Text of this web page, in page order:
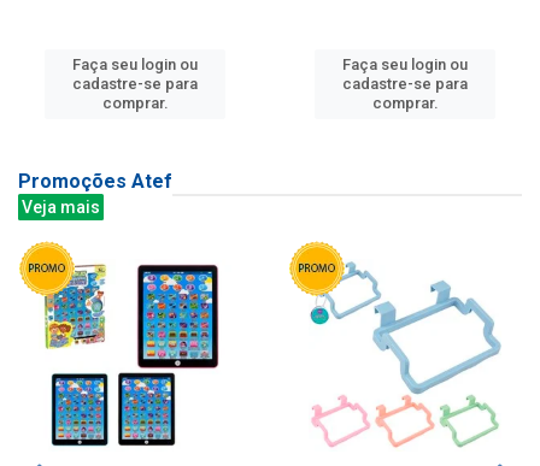
Faça seu login ou
cadastre-se para
comprar.
Faça seu login ou
cadastre-se para
comprar.
Promoções Atef
Veja mais